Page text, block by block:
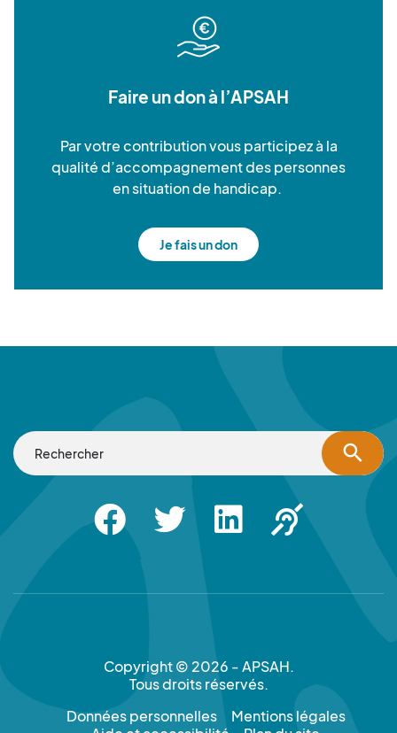
Faire un don à l’APSAH
Par votre contribution vous participez à la
qualité d’accompagnement des personnes
en situation de handicap.
Je fais un don
search
FacebookTwitter LinkedinApsah Sourd
Copyright © 2026 - APSAH.
Tous droits réservés.
Données personnelles
Mentions légales